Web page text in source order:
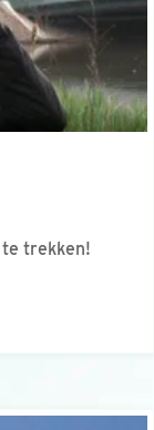
trekken!